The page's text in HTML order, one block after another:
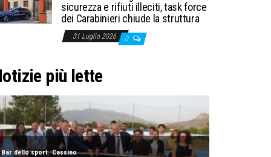
sicurezza e rifiuti illeciti, task force
dei Carabinieri chiude la struttura
31 Luglio 2026 0
più lette